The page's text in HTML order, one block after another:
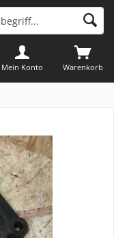
Warenkorb
Mein Konto